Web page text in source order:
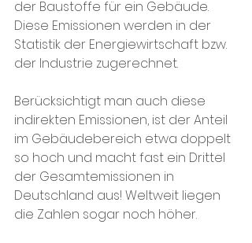
der Baustoffe für ein Gebäude.
Diese Emissionen werden in der
Statistik der Energiewirtschaft bzw.
der Industrie zugerechnet.
Berücksichtigt man auch diese
indirekten Emissionen, ist der Anteil
im Gebäudebereich etwa doppelt
so hoch und macht fast ein Drittel
der Gesamtemissionen in
Deutschland aus! Weltweit liegen
die Zahlen sogar noch höher.